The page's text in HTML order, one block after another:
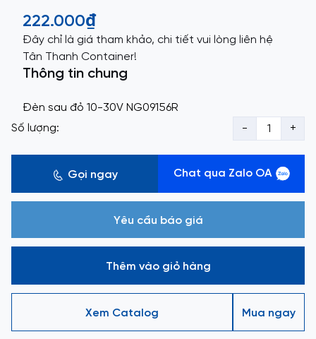
222.000₫
Đây chỉ là giá tham khảo, chi tiết vui lòng liên hệ
Tân Thanh Container!
Thông tin chung
Đèn sau đỏ 10-30V NG09156R
Số lượng:
- +
Gọi ngay Chat qua Zalo OA
Yêu cầu báo giá
Thêm vào giỏ hàng
Xem Catalog Mua ngay